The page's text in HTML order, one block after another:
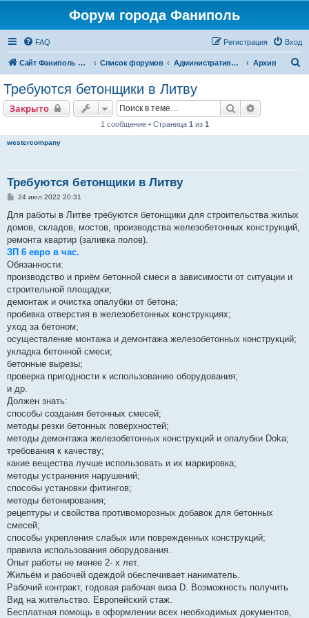
Форум города Фаниполь
FAQ Вход
Регистрация
Сайт Фаниполь OnLine Список форумов Административные форумы Архив
Требуются бетонщики в Литву
Закрыто Поиск
1 сообщение • Страница 1 из 1
westercompany
Требуются бетонщики в Литву
С
о
щ
е
и
е
24 июл 2022 20:31
Для работы в Литве требуются бетонщики для строительства жилых
домов, складов, мостов, производства железобетонных конструкций,
ремонта квартир (заливка полов).
ЗП 6 евро в час.
Обязанности:
производство и приём бетонной смеси в зависимости от ситуации и
строительной площадки;
демонтаж и очистка опалубки от бетона;
пробивка отверстия в железобетонных конструкциях;
уход за бетоном;
осуществление монтажа и демонтажа железобетонных конструкций;
укладка бетонной смеси;
бетонные вырезы;
проверка пригодности к использованию оборудования;
и др.
Должен знать:
способы создания бетонных смесей;
методы резки бетонных поверхностей;
методы демонтажа железобетонных конструкций и опалубки Doka;
требования к качеству;
какие вещества лучше использовать и их маркировка;
методы устранения нарушений;
способы установки фитингов;
методы бетонирования;
рецептуры и свойства противоморозных добавок для бетонных
смесей;
способы укрепления слабых или поврежденных конструкций;
правила использования оборудования.
Опыт работы не менее 2- х лет.
Жильём и рабочей одеждой обеспечивает наниматель.
Рабочий контракт, годовая рабочая виза D. Возможность получить
Вид на жительство. Европейский стаж.
Бесплатная помощь в оформлении всех необходимых документов,